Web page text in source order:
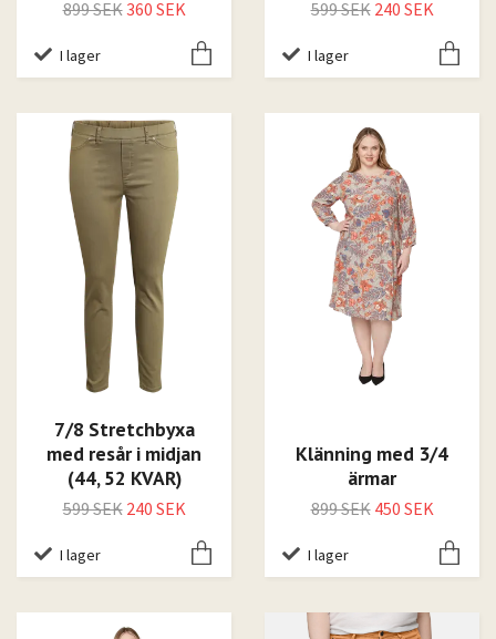
899 SEK360 SEK
I lager
599 SEK 240 SEK
I lager
7/8 Stretchbyxa
med resår i midjan
(44, 52 KVAR)
599 SEK 240 SEK
I lager
Klänning med 3/4
ärmar
899 SEK 450 SEK
I lager